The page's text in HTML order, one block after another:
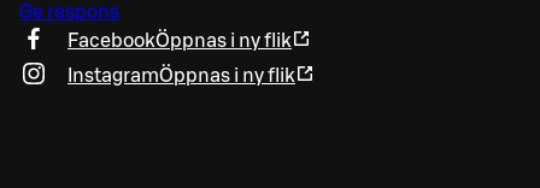
Ge respons
FacebookÖppnas i ny flik
InstagramÖppnas i ny flik